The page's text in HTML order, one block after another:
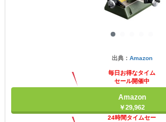
出典： Amazon
毎日お得なタイム
セール開催中
Amazon
￥29,962
24時間タイムセー